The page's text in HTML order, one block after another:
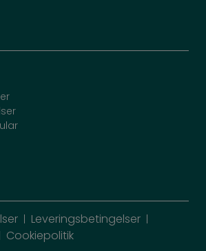
Leveringsbetingelser
Cookiepolitik